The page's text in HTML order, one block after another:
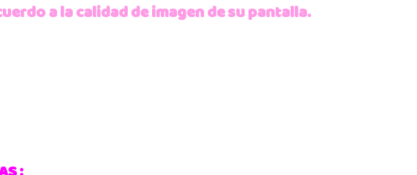
a la calidad de imagen de su pantalla.